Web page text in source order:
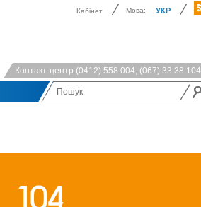
Кабінет Мова: УКР
Контакт-центр (0412) 558 004, (067) 33 38 104